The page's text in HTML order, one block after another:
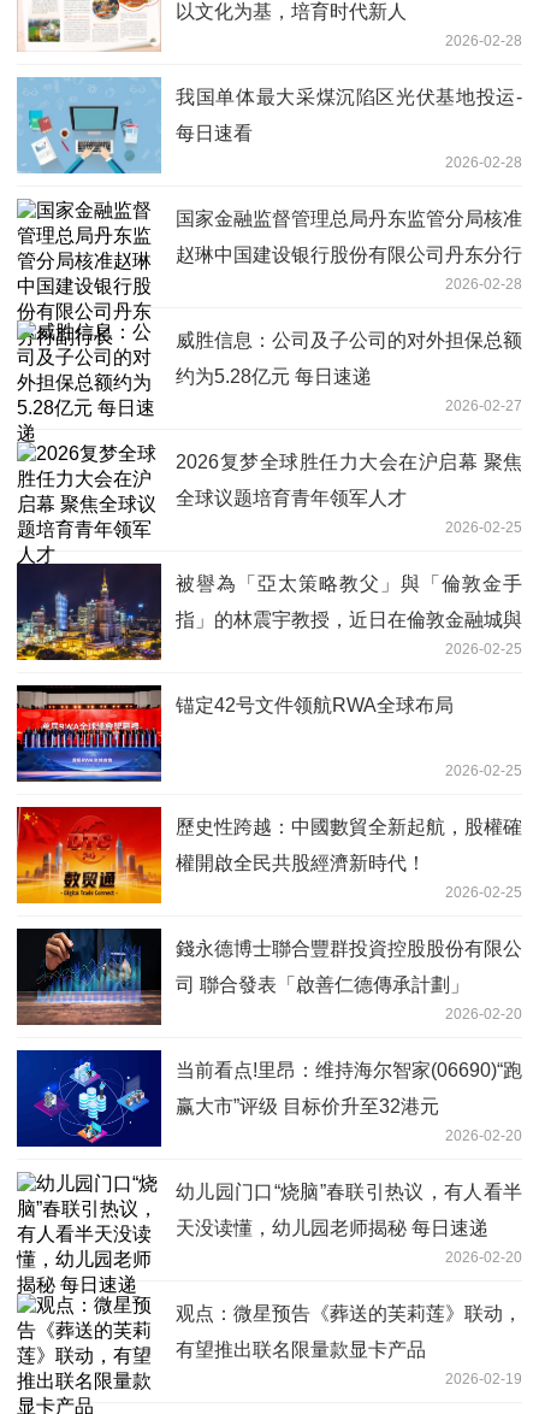
以文化为基，培育时代新人
2026-02-28
我国单体最大采煤沉陷区光伏基地投运-
每日速看
2026-02-28
国家金融监督管理总局丹东监管分局核准
赵琳中国建设银行股份有限公司丹东分行
2026-02-28
威胜信息：公司及子公司的对外担保总额
约为5.28亿元 每日速递
2026-02-27
2026复梦全球胜任力大会在沪启幕 聚焦
全球议题培育青年领军人才
2026-02-25
被譽為「亞太策略教父」與「倫敦金手
指」的林震宇教授，近日在倫敦金融城與
2026-02-25
锚定42号文件领航RWA全球布局
2026-02-25
歷史性跨越：中國數貿全新起航，股權確
權開啟全民共股經濟新時代！
2026-02-25
錢永德博士聯合豐群投資控股股份有限公
司 聯合發表「啟善仁德傳承計劃」
2026-02-20
当前看点!里昂：维持海尔智家(06690)“跑
赢大市”评级 目标价升至32港元
2026-02-20
幼儿园门口“烧脑”春联引热议，有人看半
天没读懂，幼儿园老师揭秘 每日速递
2026-02-20
观点：微星预告《葬送的芙莉莲》联动，
有望推出联名限量款显卡产品
2026-02-19